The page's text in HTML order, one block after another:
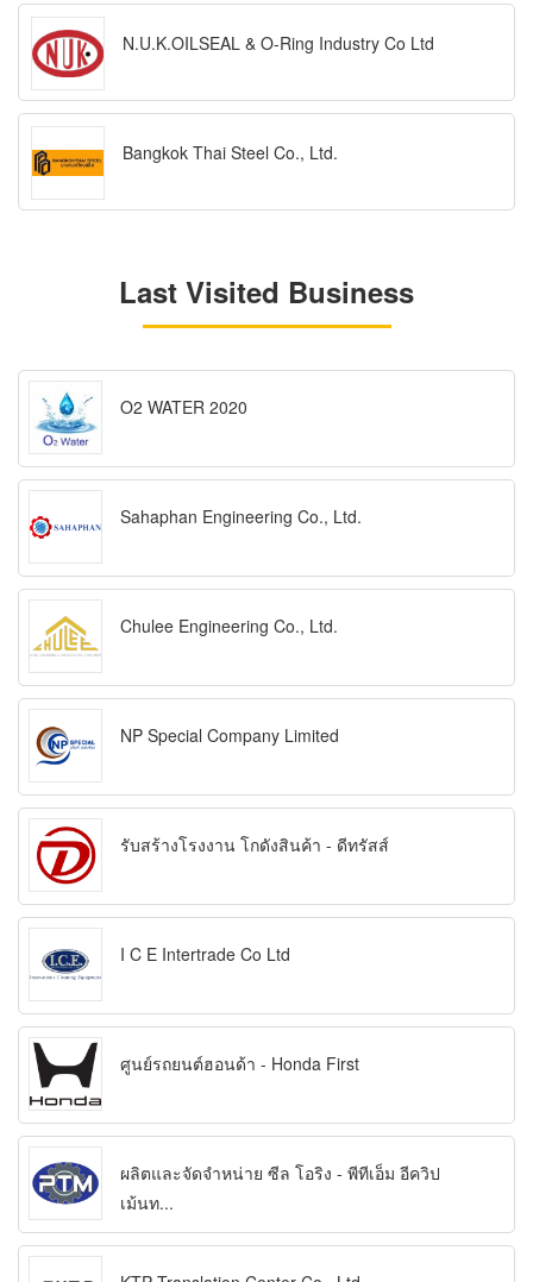
N.U.K.OILSEAL & O-Ring Industry Co Ltd
Bangkok Thai Steel Co., Ltd.
Last Visited Business
O2 WATER 2020
Sahaphan Engineering Co., Ltd.
Chulee Engineering Co., Ltd.
NP Special Company Limited
รับสร้างโรงงาน โกดังสินค้า - ดีทรัสส์
I C E Intertrade Co Ltd
ศูนย์รถยนต์ฮอนด้า - Honda First
ผลิตและจัดจำหน่าย ซีล โอริง - พีทีเอ็ม อีควิป
เม้นท...